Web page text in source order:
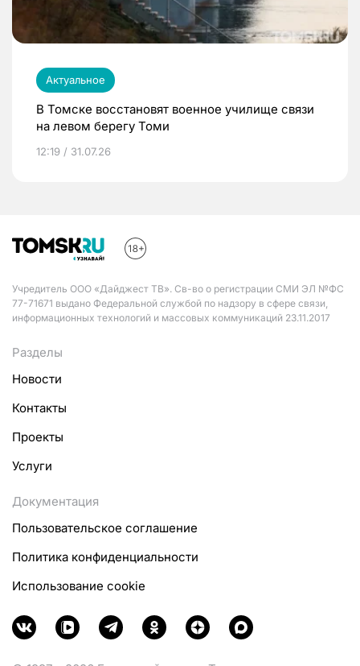
Актуальное
В Томске восстановят военное училище связи
на левом берегу Томи
12:19 / 31.07.26
Учредитель ООО «Дайджест ТВ». Св-во о регистрации СМИ ЭЛ №ФС
77-71671 выдано Федеральной службой по надзору в сфере связи,
информационных технологий и массовых коммуникаций 23.11.2017
Разделы
Новости
Контакты
Проекты
Услуги
Документация
Пользовательское соглашение
Политика конфиденциальности
Использование cookie